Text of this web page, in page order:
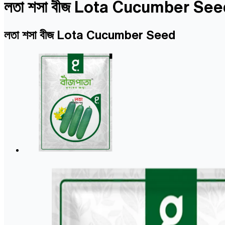
লতা শসা বীজ Lota Cucumber
লতা শসা বীজ Lota Cucumber Seed